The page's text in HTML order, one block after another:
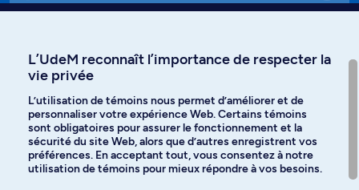
Langues
Facebook Instagram
L’UdeM reconnaît l’importance de respecter la
vie privée
L’utilisation de témoins nous permet d’améliorer et de
personnaliser votre expérience Web. Certains témoins
sont obligatoires pour assurer le fonctionnement et la
sécurité du site Web, alors que d’autres enregistrent vos
préférences. En acceptant tout, vous consentez à notre
utilisation de témoins pour mieux répondre à vos besoins.